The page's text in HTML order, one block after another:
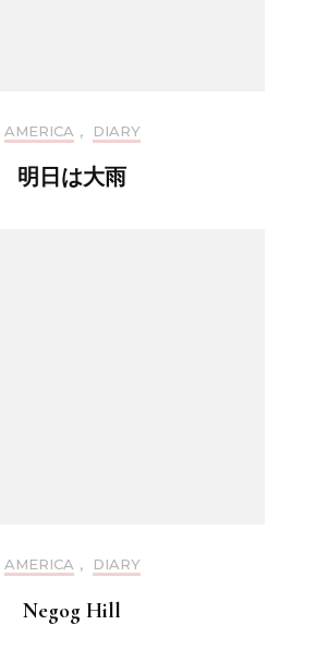
AMERICA , DIARY
明日は大雨
AMERICA , DIARY
Negog Hill